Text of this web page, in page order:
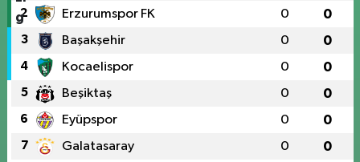
2 Erzurumspor FK 0 0
3 Başakşehir 0 0
4 Kocaelispor 0 0
5 Beşiktaş 0 0
6 Eyüpspor 0 0
7 Galatasaray 0 0